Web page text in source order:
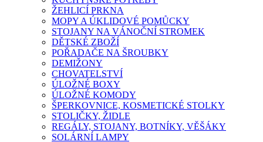
ŽEHLICÍ PRKNA
MOPY A ÚKLIDOVÉ POMŮCKY
STOJANY NA VÁNOČNÍ STROMEK
DĚTSKÉ ZBOŽÍ
POŘADAČE NA ŠROUBKY
DEMIŽONY
CHOVATELSTVÍ
ÚLOŽNÉ BOXY
ÚLOŽNÉ KOMODY
ŠPERKOVNICE, KOSMETICKÉ STOLKY
STOLIČKY, ŽIDLE
REGÁLY, STOJANY, BOTNÍKY, VĚŠÁKY
SOLÁRNÍ LAMPY